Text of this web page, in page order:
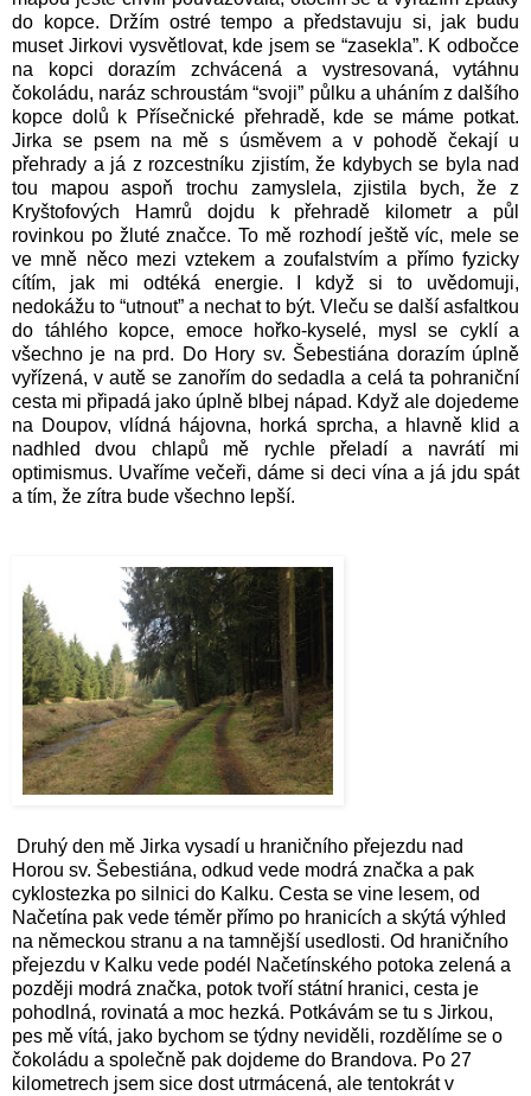
do kopce. Držím ostré tempo a představuju si, jak budu
muset Jirkovi vysvětlovat, kde jsem se “zasekla”. K odbočce
na kopci dorazím zchvácená a vystresovaná, vytáhnu
čokoládu, naráz schroustám “svoji” půlku a uháním z dalšího
kopce dolů k Přísečnické přehradě, kde se máme potkat.
Jirka se psem na mě s úsměvem a v pohodě čekají u
přehrady a já z rozcestníku zjistím, že kdybych se byla nad
tou mapou aspoň trochu zamyslela, zjistila bych, že z
Kryštofových Hamrů dojdu k přehradě kilometr a půl
rovinkou po žluté značce. To mě rozhodí ještě víc, mele se
ve mně něco mezi vztekem a zoufalstvím a přímo fyzicky
cítím, jak mi odtéká energie. I když si to uvědomuji,
nedokážu to “utnout” a nechat to být. Vleču se další asfaltkou
do táhlého kopce, emoce hořko-kyselé, mysl se cyklí a
všechno je na prd. Do Hory sv. Šebestiána dorazím úplně
vyřízená, v autě se zanořím do sedadla a celá ta pohraniční
cesta mi připadá jako úplně blbej nápad. Když ale dojedeme
na Doupov, vlídná hájovna, horká sprcha, a hlavně klid a
nadhled dvou chlapů mě rychle přeladí a navrátí mi
optimismus. Uvaříme večeři, dáme si deci vína a já jdu spát
a tím, že zítra bude všechno lepší.
Druhý den mě Jirka vysadí u hraničního přejezdu nad
Horou sv. Šebestiána, odkud vede modrá značka a pak
cyklostezka po silnici do Kalku. Cesta se vine lesem, od
Načetína pak vede téměr přímo po hranicích a skýtá výhled
na německou stranu a na tamnější usedlosti. Od hraničního
přejezdu v Kalku vede podél Načetínského potoka zelená a
později modrá značka, potok tvoří státní hranici, cesta je
pohodlná, rovinatá a moc hezká. Potkávám se tu s Jirkou,
pes mě vítá, jako bychom se týdny neviděli, rozdělíme se o
čokoládu a společně pak dojdeme do Brandova. Po 27
kilometrech jsem sice dost utrmácená, ale tentokrát v